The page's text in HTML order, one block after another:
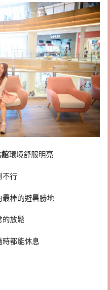
館環境舒服明亮
不行
最棒的避暑勝地
的放鬆
時都能休息